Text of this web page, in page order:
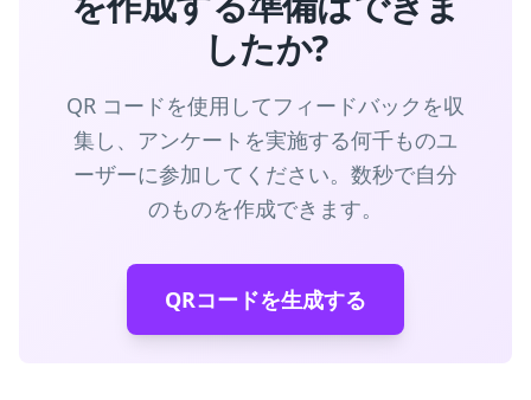
したか?
QR コードを使用してフィードバックを収
集し、アンケートを実施する何千ものユ
ーザーに参加してください。数秒で自分
のものを作成できます。
QRコードを生成する